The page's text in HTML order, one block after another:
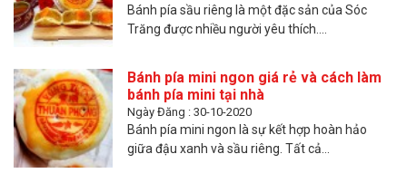
Bánh pía sầu riêng là một đặc sản của Sóc
Trăng được nhiều người yêu thích....
Bánh pía mini ngon giá rẻ và cách làm
bánh pía mini tại nhà
Ngày Đăng : 30-10-2020
Bánh pía mini ngon là sự kết hợp hoàn hảo
giữa đậu xanh và sầu riêng. Tất cả...